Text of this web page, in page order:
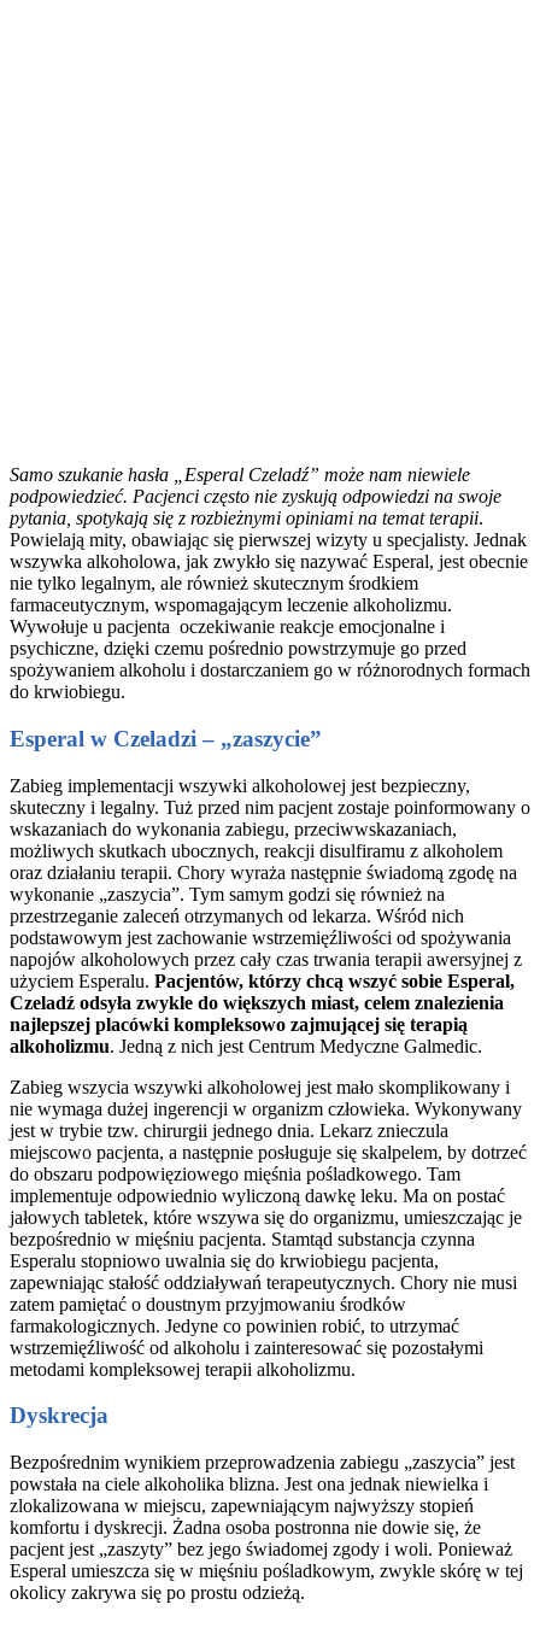
Samo szukanie hasła „Esperal Czeladź” może nam niewiele
podpowiedzieć. Pacjenci często nie zyskują odpowiedzi na swoje
pytania, spotykają się z rozbieżnymi opiniami na temat terapii.
Powielają mity, obawiając się pierwszej wizyty u specjalisty. Jednak
wszywka alkoholowa, jak zwykło się nazywać Esperal, jest obecnie
nie tylko legalnym, ale również skutecznym środkiem
farmaceutycznym, wspomagającym leczenie alkoholizmu.
Wywołuje u pacjenta oczekiwanie reakcje emocjonalne i
psychiczne, dzięki czemu pośrednio powstrzymuje go przed
spożywaniem alkoholu i dostarczaniem go w różnorodnych formach
do krwiobiegu.
Esperal w Czeladzi – „zaszycie”
Zabieg implementacji wszywki alkoholowej jest bezpieczny,
skuteczny i legalny. Tuż przed nim pacjent zostaje poinformowany o
wskazaniach do wykonania zabiegu, przeciwwskazaniach,
możliwych skutkach ubocznych, reakcji disulfiramu z alkoholem
oraz działaniu terapii. Chory wyraża następnie świadomą zgodę na
wykonanie „zaszycia”. Tym samym godzi się również na
przestrzeganie zaleceń otrzymanych od lekarza. Wśród nich
podstawowym jest zachowanie wstrzemięźliwości od spożywania
napojów alkoholowych przez cały czas trwania terapii awersyjnej z
użyciem Esperalu. Pacjentów, którzy chcą wszyć sobie Esperal,
Czeladź odsyła zwykle do większych miast, celem znalezienia
najlepszej placówki kompleksowo zajmującej się terapią
alkoholizmu. Jedną z nich jest Centrum Medyczne Galmedic.
Zabieg wszycia wszywki alkoholowej jest mało skomplikowany i
nie wymaga dużej ingerencji w organizm człowieka. Wykonywany
jest w trybie tzw. chirurgii jednego dnia. Lekarz znieczula
miejscowo pacjenta, a następnie posługuje się skalpelem, by dotrzeć
do obszaru podpowięziowego mięśnia pośladkowego. Tam
implementuje odpowiednio wyliczoną dawkę leku. Ma on postać
jałowych tabletek, które wszywa się do organizmu, umieszczając je
bezpośrednio w mięśniu pacjenta. Stamtąd substancja czynna
Esperalu stopniowo uwalnia się do krwiobiegu pacjenta,
zapewniając stałość oddziaływań terapeutycznych. Chory nie musi
zatem pamiętać o doustnym przyjmowaniu środków
farmakologicznych. Jedyne co powinien robić, to utrzymać
wstrzemięźliwość od alkoholu i zainteresować się pozostałymi
metodami kompleksowej terapii alkoholizmu.
Dyskrecja
Bezpośrednim wynikiem przeprowadzenia zabiegu „zaszycia” jest
powstała na ciele alkoholika blizna. Jest ona jednak niewielka i
zlokalizowana w miejscu, zapewniającym najwyższy stopień
komfortu i dyskrecji. Żadna osoba postronna nie dowie się, że
pacjent jest „zaszyty” bez jego świadomej zgody i woli. Ponieważ
Esperal umieszcza się w mięśniu pośladkowym, zwykle skórę w tej
okolicy zakrywa się po prostu odzieżą.